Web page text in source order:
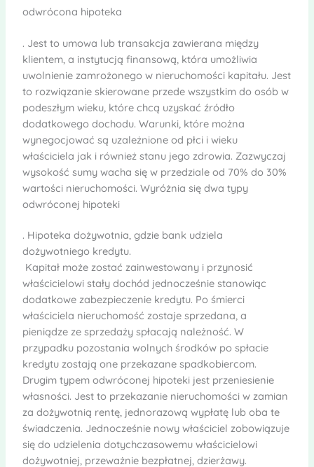
odwrócona hipoteka
. Jest to umowa lub transakcja zawierana między
klientem, a instytucją finansową, która umożliwia
uwolnienie zamrożonego w nieruchomości kapitału. Jest
to rozwiązanie skierowane przede wszystkim do osób w
podeszłym wieku, które chcą uzyskać źródło
dodatkowego dochodu. Warunki, które można
wynegocjować są uzależnione od płci i wieku
właściciela jak i również stanu jego zdrowia. Zazwyczaj
wysokość sumy wacha się w przedziale od 70% do 30%
wartości nieruchomości. Wyróżnia się dwa typy
odwróconej hipoteki
. Hipoteka dożywotnia, gdzie bank udziela
dożywotniego kredytu.
Kapitał może zostać zainwestowany i przynosić
właścicielowi stały dochód jednocześnie stanowiąc
dodatkowe zabezpieczenie kredytu. Po śmierci
właściciela nieruchomość zostaje sprzedana, a
pieniądze ze sprzedaży spłacają należność. W
przypadku pozostania wolnych środków po spłacie
kredytu zostają one przekazane spadkobiercom.
Drugim typem odwróconej hipoteki jest przeniesienie
własności. Jest to przekazanie nieruchomości w zamian
za dożywotnią rentę, jednorazową wypłatę lub oba te
świadczenia. Jednocześnie nowy właściciel zobowiązuje
się do udzielenia dotychczasowemu właścicielowi
dożywotniej, przeważnie bezpłatnej, dzierżawy.